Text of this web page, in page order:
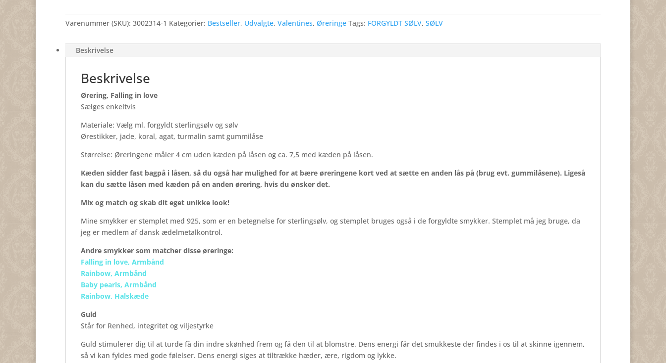
Set
i
med
Varenummer (SKU): 3002314-1 Kategorier: Bestseller, Udvalgte, Valentines, Øreringe Tags: FORGYLDT SØLV, SØLV
Beskrivelse
Beskrivelse
Ørering, Falling in love
Sælges enkeltvis
Materiale: Vælg ml. forgyldt sterlingsølv og sølv
Ørestikker, jade, koral, agat, turmalin samt gummilåse
Størrelse: Øreringene måler 4 cm uden kæden på låsen og ca. 7,5 med kæden på låsen.
Kæden sidder fast bagpå i låsen, så du også har mulighed for at bære øreringene kort ved at sætte en anden lås på (brug evt. gummilåsene). Ligeså
kan du sætte låsen med kæden på en anden ørering, hvis du ønsker det.
Mix og match og skab dit eget unikke look!
Mine smykker er stemplet med 925, som er en betegnelse for sterlingsølv, og stemplet bruges også i de forgyldte smykker. Stemplet må jeg bruge, da
jeg er medlem af dansk ædelmetalkontrol.
Andre smykker som matcher disse øreringe:
Falling in love, Armbånd
Rainbow, Armbånd
Baby pearls, Armbånd
Rainbow, Halskæde
Guld
Står for Renhed, integritet og viljestyrke
Guld stimulerer dig til at turde få din indre skønhed frem og få den til at blomstre. Dens energi får det smukkeste der findes i os til at skinne igennem,
så vi kan fyldes med gode følelser. Dens energi siges at tiltrække hæder, ære, rigdom og lykke.